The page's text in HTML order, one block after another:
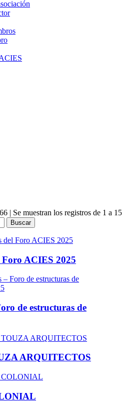
| Se muestran los registros de 1 a 15
Buscar
Foro ACIES 2025
de estructuras de
ARQUITECTOS